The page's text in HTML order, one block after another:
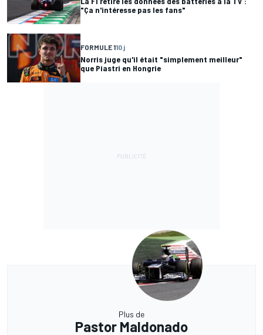
"Ça n'intéresse pas les fans"
FORMULE 110 j
Norris juge qu'il était "simplement meilleur"
que Piastri en Hongrie
Plus de
Pastor Maldonado